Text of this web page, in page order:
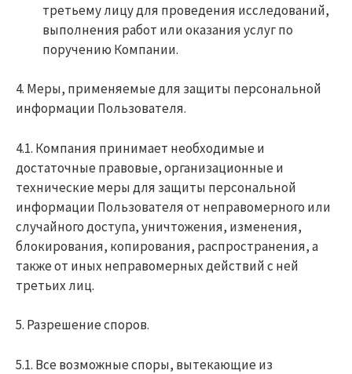
третьему лицу для проведения исследований,
выполнения работ или оказания услуг по
поручению Компании.
4. Меры, применяемые для защиты персональной
информации Пользователя.
4.1. Компания принимает необходимые и
достаточные правовые, организационные и
технические меры для защиты персональной
информации Пользователя от неправомерного или
случайного доступа, уничтожения, изменения,
блокирования, копирования, распространения, а
также от иных неправомерных действий с ней
третьих лиц.
5. Разрешение споров.
5.1. Все возможные споры, вытекающие из